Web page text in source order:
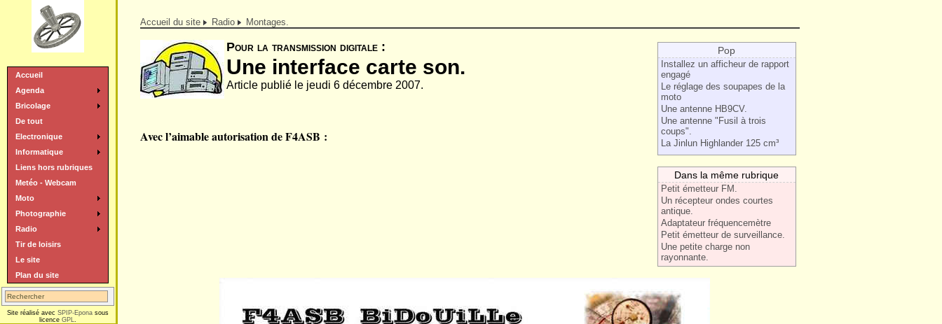
Accueil du site Radio Montages.
Pop
Installez un afficheur de rapport
engagé
Le réglage des soupapes de la
moto
Une antenne HB9CV.
Une antenne "Fusil à trois
coups".
La Jinlun Highlander 125 cm³
Dans la même rubrique
Petit émetteur FM.
Un récepteur ondes courtes
antique.
Adaptateur fréquencemètre
Petit émetteur de surveillance.
Une petite charge non
rayonnante.
Pour la transmission digitale :
Une interface carte son.
Article publié le jeudi 6 décembre 2007.
Avec l’aimable autorisation de F4ASB :
Accueil
Agenda
Bricolage
De tout
Electronique
Informatique
Liens hors rubriques
Metéo - Webcam
Moto
Photographie
Radio
Tir de loisirs
Le site
Plan du site
Site réalisé avec SPIP-Epona sous
licence GPL.